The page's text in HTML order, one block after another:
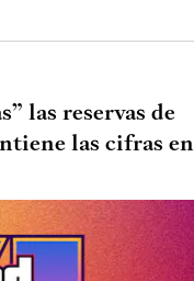
las reservas de
las cifras en